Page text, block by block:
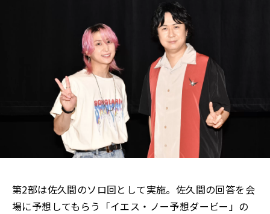
第2部は佐久間のソロ回として実施。佐久間の回答を会
場に予想してもらう「イエス・ノー予想ダービー」の